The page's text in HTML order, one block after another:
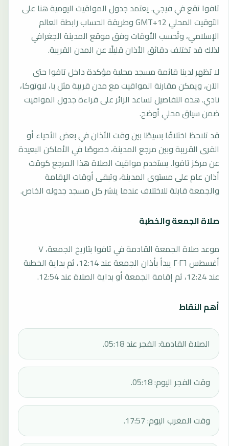
تافوا تقع في فيجي. يعتمد جدول المواقيت اليومية هنا على
التوقيت المحلي GMT+12 وطريقة الحساب رابطة العالم
الإسلامي، وتُحسب الأوقات وفق موقع المدينة الجغرافي
لذلك قد تختلف دقائق الأذان قليلًا عن المدن القريبة.
لا تظهر لدينا قائمة مسجد محلية مؤكدة داخل تافوا حتى
الآن، ويمكن مقارنة المواقيت مع مدن قريبة مثل با، لاوتوكا،
نادي. هذه التفاصيل تساعد الزائر على قراءة جدول المواقيت
ضمن سياق محلي أوضح.
قد تلاحظ اختلافًا بسيطًا بين وقت الأذان في بعض الأحياء أو
القرى القريبة وبين مرجع المدينة، خصوصًا في الأماكن البعيدة
عن مركز تافوا. يستخدم مواقيت الصلاة هذا المرجع كوقت
أذان عام على مستوى المدينة، وتبقى أوقات الإقامة
والجمعة قابلة للاختلاف عندما ينشر كل مسجد جدوله الخاص.
صلاة الجمعة والخطبة
موعد صلاة الجمعة القادمة في تافوا بتاريخ الجمعة، ٧
أغسطس ٢٠٢٦ يبدأ بأذان الجمعة عند 12:14، ثم بداية الخطبة
عند 12:24، ثم إقامة الجمعة أو بداية الصلاة عند 12:54.
أهم النقاط
الصلاة القادمة: الفجر عند 05:18.
وقت الفجر اليوم: 05:18.
وقت المغرب اليوم: 17:57.